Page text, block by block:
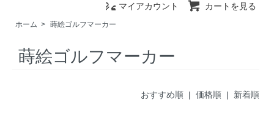
マイアカウント カートを見る
ホーム > 蒔絵ゴルフマーカー
蒔絵ゴルフマーカー
おすすめ順| 価格順 | 新着順